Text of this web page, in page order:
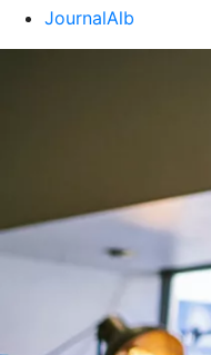
JournalAlb